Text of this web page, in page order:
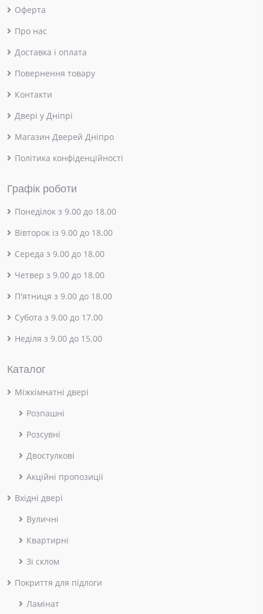
Оферта
Про нас
Доставка і оплата
Повернення товару
Контакти
Двері у Дніпрі
Магазин Дверей Дніпро
Політика конфіденційності
Графік роботи
Понеділок з 9.00 до 18.00
Вівторок із 9.00 до 18.00
Середа з 9.00 до 18.00
Четвер з 9.00 до 18.00
П'ятниця з 9.00 до 18.00
Субота з 9.00 до 17.00
Неділя з 9.00 до 15.00
Каталог
Міжкімнатні двері
Розпашні
Розсувні
Двостулкові
Акційні пропозиції
Вхідні двері
Вуличні
Квартирні
Зі склом
Покриття для підлоги
Ламінат